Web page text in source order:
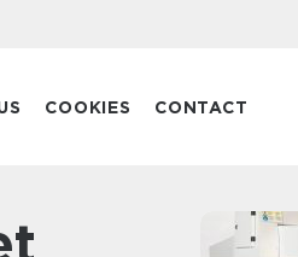
COOKIES CONTACT